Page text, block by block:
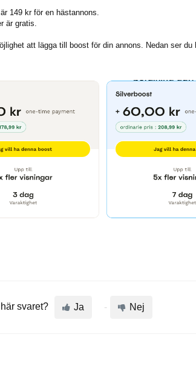
149 kr för en hästannons.
är gratis.
att lägga till boost för din annons. Nedan ser
svaret? Ja Nej